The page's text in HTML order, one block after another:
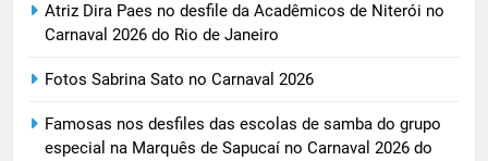
Atriz Dira Paes no desfile da Acadêmicos de Niterói no
Carnaval 2026 do Rio de Janeiro
Fotos Sabrina Sato no Carnaval 2026
Famosas nos desfiles das escolas de samba do grupo
especial na Marquês de Sapucaí no Carnaval 2026 do